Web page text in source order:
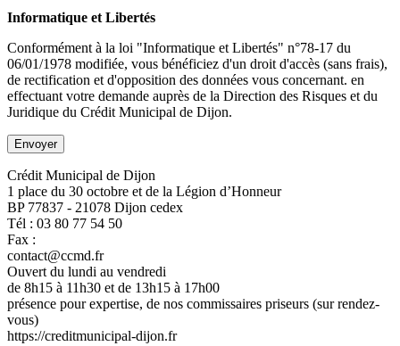
Informatique et Libertés
Conformément à la loi "Informatique et Libertés" n°78-17 du
06/01/1978 modifiée, vous bénéficiez d'un droit d'accès (sans frais),
de rectification et d'opposition des données vous concernant. en
effectuant votre demande auprès de la Direction des Risques et du
Juridique du Crédit Municipal de Dijon.
Crédit Municipal de Dijon
1 place du 30 octobre et de la Légion d’Honneur
BP 77837 - 21078 Dijon cedex
Tél : 03 80 77 54 50
Fax :
contact@ccmd.fr
Ouvert du lundi au vendredi
de 8h15 à 11h30 et de 13h15 à 17h00
présence pour expertise, de nos commissaires priseurs (sur rendez-
vous)
https://creditmunicipal-dijon.fr